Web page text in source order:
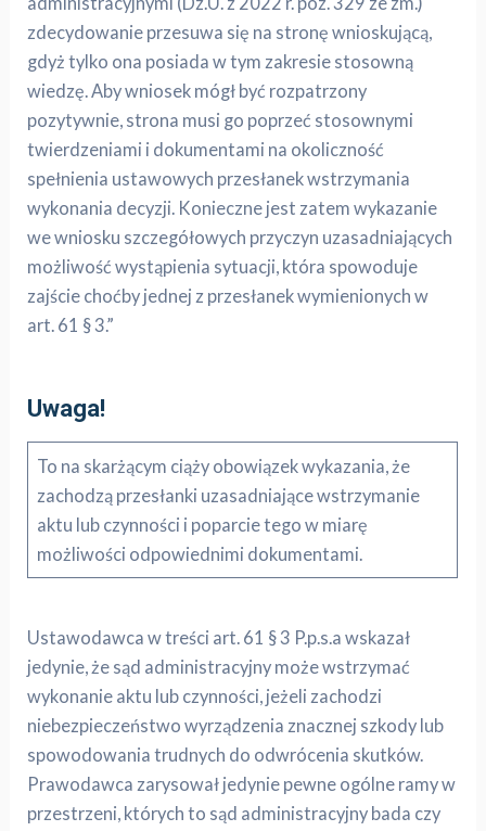
zdecydowanie przesuwa się na stronę wnioskującą,
gdyż tylko ona posiada w tym zakresie stosowną
wiedzę. Aby wniosek mógł być rozpatrzony
pozytywnie, strona musi go poprzeć stosownymi
twierdzeniami i dokumentami na okoliczność
spełnienia ustawowych przesłanek wstrzymania
wykonania decyzji. Konieczne jest zatem wykazanie
we wniosku szczegółowych przyczyn uzasadniających
możliwość wystąpienia sytuacji, która spowoduje
zajście choćby jednej z przesłanek wymienionych w
art. 61 § 3.”
Uwaga!
To na skarżącym ciąży obowiązek wykazania, że
zachodzą przesłanki uzasadniające wstrzymanie
aktu lub czynności i poparcie tego w miarę
możliwości odpowiednimi dokumentami.
Ustawodawca w treści art. 61 § 3 P.p.s.a wskazał
jedynie, że sąd administracyjny może wstrzymać
wykonanie aktu lub czynności, jeżeli zachodzi
niebezpieczeństwo wyrządzenia znacznej szkody lub
spowodowania trudnych do odwrócenia skutków.
Prawodawca zarysował jedynie pewne ogólne ramy w
przestrzeni, których to sąd administracyjny bada czy